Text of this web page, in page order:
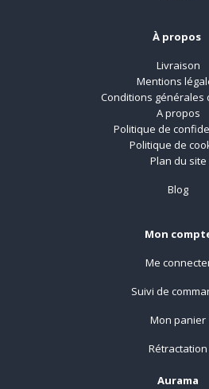
À propos
Livraison
Mentions
Conditions générales
A propos
Politique de
Politique de
Plan du site
Blog
Mon
Me
Suivi de
Mon panier
Rétractation
Aurama